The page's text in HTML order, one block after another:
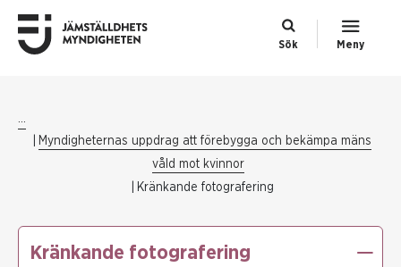
Sök Meny
...
Myndigheternas uppdrag att förebygga och bekämpa mäns
våld mot kvinnor
Kränkande fotografering
Kränkande fotografering